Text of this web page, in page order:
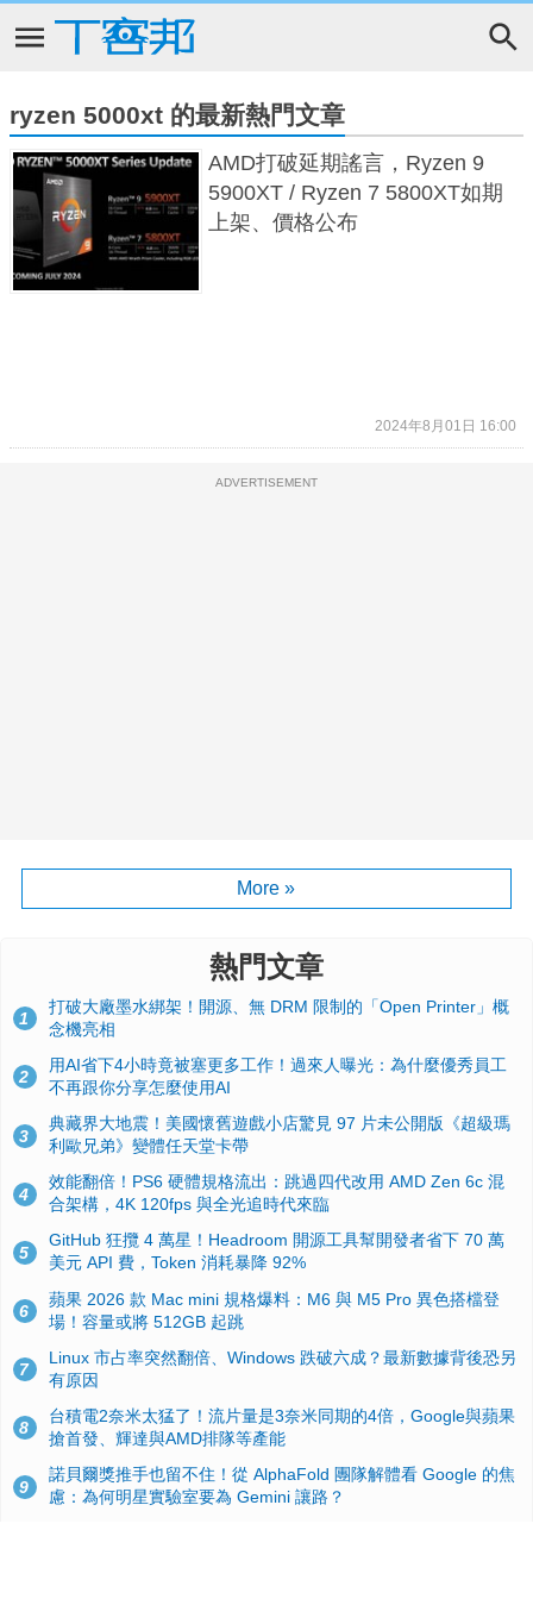
ryzen 5000xt 的最新熱門文章
AMD打破延期謠言，Ryzen 9
5900XT / Ryzen 7 5800XT如期
上架、價格公布
2024年8月01日 16:00
ADVERTISEMENT
More »
熱門文章
1
打破大廠墨水綁架！開源、無 DRM 限制的「Open Printer」概
念機亮相
2
用AI省下4小時竟被塞更多工作！過來人曝光：為什麼優秀員工
不再跟你分享怎麼使用AI
3
典藏界大地震！美國懷舊遊戲小店驚見 97 片未公開版《超級瑪
利歐兄弟》變體任天堂卡帶
4
效能翻倍！PS6 硬體規格流出：跳過四代改用 AMD Zen 6c 混
合架構，4K 120fps 與全光追時代來臨
5
GitHub 狂攬 4 萬星！Headroom 開源工具幫開發者省下 70 萬
美元 API 費，Token 消耗暴降 92%
6
蘋果 2026 款 Mac mini 規格爆料：M6 與 M5 Pro 異色搭檔登
場！容量或將 512GB 起跳
7
Linux 市占率突然翻倍、Windows 跌破六成？最新數據背後恐另
有原因
8
台積電2奈米太猛了！流片量是3奈米同期的4倍，Google與蘋果
搶首發、輝達與AMD排隊等產能
9
諾貝爾獎推手也留不住！從 AlphaFold 團隊解體看 Google 的焦
慮：為何明星實驗室要為 Gemini 讓路？